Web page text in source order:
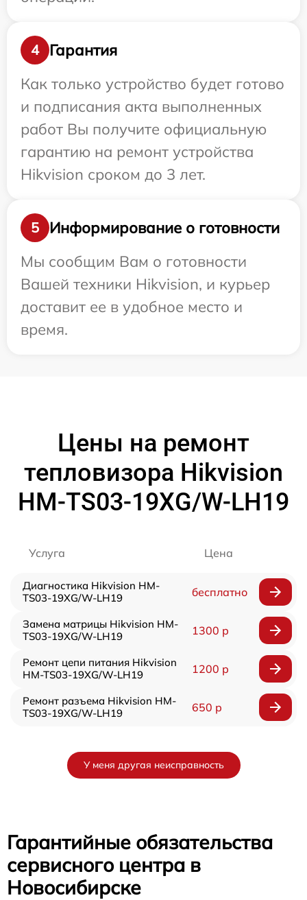
4
Гарантия
Как только устройство будет готово
и подписания акта выполненных
работ Вы получите официальную
гарантию на ремонт устройства
Hikvision сроком до 3 лет.
5
Информирование о готовности
Мы сообщим Вам о готовности
Вашей техники Hikvision, и курьер
доставит ее в удобное место и
время.
Цены на ремонт
тепловизора Hikvision
HM-TS03-19XG/W-LH19
Услуга Цена
Диагностика Hikvision HM-
TS03-19XG/W-LH19
бесплатно
Замена матрицы Hikvision HM-
TS03-19XG/W-LH19
1300 р
Ремонт цепи питания Hikvision
HM-TS03-19XG/W-LH19
1200 р
Ремонт разъема Hikvision HM-
TS03-19XG/W-LH19
650 р
У меня другая неисправность
Гарантийные обязательства
сервисного центра в
Новосибирске